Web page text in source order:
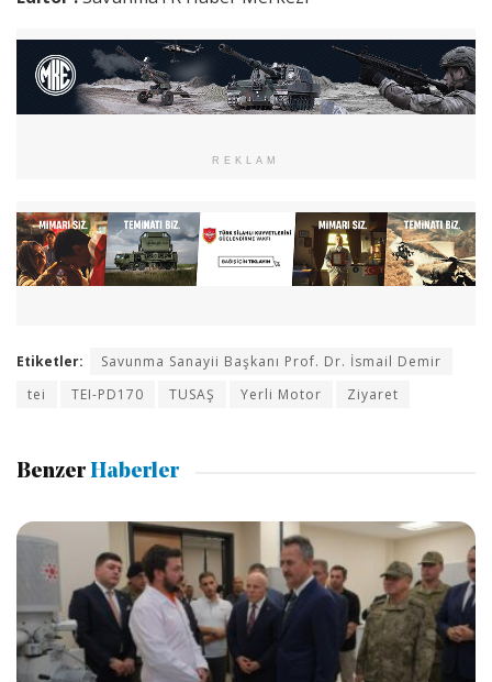
REKLAM
Etiketler:
Savunma Sanayii Başkanı Prof. Dr. İsmail Demir
tei
TEI-PD170 TUSAŞ Yerli Motor Ziyaret
Benzer Haberler